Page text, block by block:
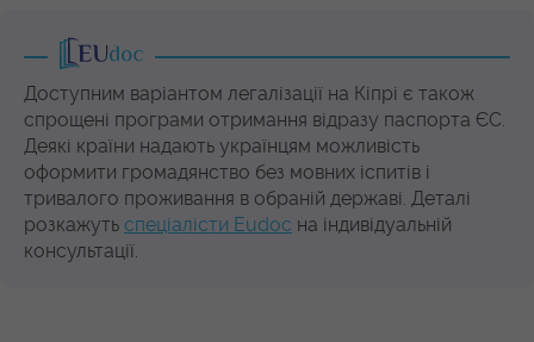
Доступним варіантом легалізації на Кіпрі є також
спрощені програми отримання відразу паспорта ЄС.
Деякі країни надають українцям можливість
оформити громадянство без мовних іспитів і
тривалого проживання в обраній державі. Деталі
розкажуть спеціалісти Eudoc на індивідуальній
консультації.